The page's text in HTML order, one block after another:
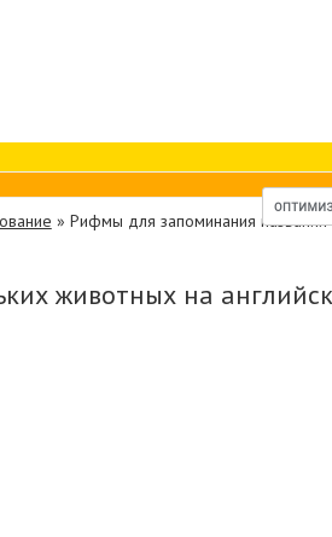
» Рифмы для запоминания названий
животных на